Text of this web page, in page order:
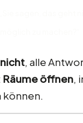
nicht, alle
Räume öffnen,
können.